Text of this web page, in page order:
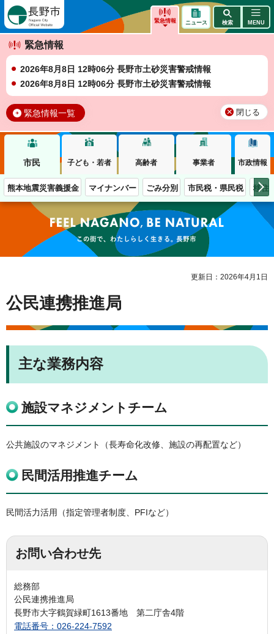
緊急情報
緊急情報
2026年8月8日 12時06分 長野市土砂災害警戒情報
2026年8月8日 12時06分 長野市土砂災害警戒情報
緊急情報一覧 閉じる
ニュース 検索 MENU
市民 子ども・若者 高齢者 事業者 市政情報
熊本地震災害義援金 マイナンバー ごみ分別 市民税・県民税 移住
この街で、わたしらしく生きる。長野市
更新日：2026年4月1日
公民連携推進局
主な業務内容
施設マネジメントチーム
公共施設のマネジメント（長寿命化改修、施設の再配置など）
民間活用推進チーム
民間活力活用（指定管理者制度、PFIなど）
お問い合わせ先
総務部
公民連携推進局
長野市大字鶴賀緑町1613番地 第二庁舎4階
電話番号：026-224-7592